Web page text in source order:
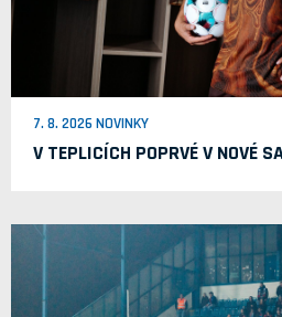
7. 8. 2026 NOVINKY
V TEPLICÍCH POPRVÉ V NOVÉ